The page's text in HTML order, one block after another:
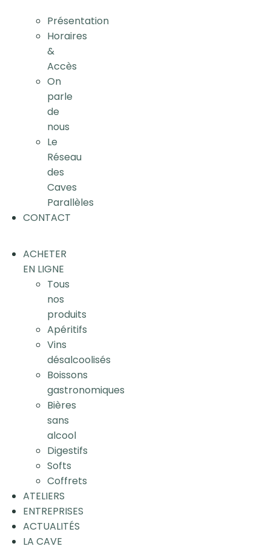
Présentation
Horaires
&
Accès
On
parle
de
nous
Le
Réseau
des
Caves
Parallèles
CONTACT
ACHETER
EN LIGNE
Tous
nos
produits
Apéritifs
Vins
désalcoolisés
Boissons
gastronomiques
Bières
sans
alcool
Digestifs
Softs
Coffrets
ATELIERS
ENTREPRISES
ACTUALITÉS
LA CAVE